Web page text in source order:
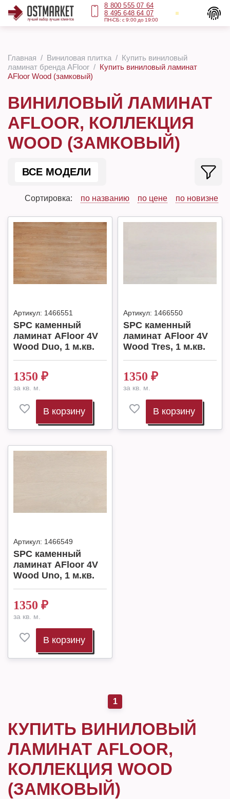
8 800 555 07 64
8 495 648 64 07
ПН-СБ: с 9:00 до 19:00
Главная Виниловая плитка
Купить виниловый
ламинат бренда AFloor
Купить виниловый ламинат
AFloor Wood (замковый)
ВИНИЛОВЫЙ ЛАМИНАТ
AFLOOR, КОЛЛЕКЦИЯ
WOOD (ЗАМКОВЫЙ)
ВСЕ МОДЕЛИ
Сортировка: по названию по цене по новизне
Артикул: 1466551
SPC каменный
ламинат AFloor 4V
Wood Duo, 1 м.кв.
1350 ₽
за кв. м.
В корзину
Артикул: 1466550
SPC каменный
ламинат AFloor 4V
Wood Tres, 1 м.кв.
1350 ₽
за кв. м.
В корзину
Артикул: 1466549
SPC каменный
ламинат AFloor 4V
Wood Uno, 1 м.кв.
1350 ₽
за кв. м.
В корзину
1
КУПИТЬ ВИНИЛОВЫЙ
ЛАМИНАТ AFLOOR,
КОЛЛЕКЦИЯ WOOD
(ЗАМКОВЫЙ)